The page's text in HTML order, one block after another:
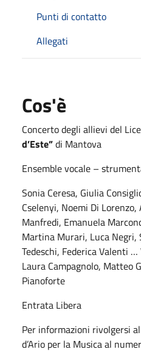
Punti di contatto
Allegati
Cos'è
Concerto degli allievi del
d’Este”di Mantova
Ensemble vocale –
Sonia Ceresa, Giulia
Cselenyi, Noemi Di
Manfredi, Emanuela
Martina Murari, Luca Negri,
Tedeschi, Federica Valenti …
Laura Campagnolo, Matteo
Pianoforte
Entrata Libera
Per informazioni rivolgersi
d’Ario per la Musica al